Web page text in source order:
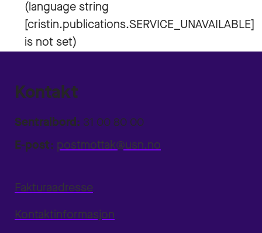
Kontakt
Sentralbord: 31 00 80 00
E-post: postmottak@usn.no
Fakturaadresse
Kontaktinformasjon